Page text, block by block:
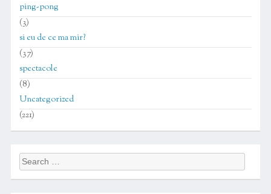
ping-pong
(3)
si eu de ce ma mir?
(37)
spectacole
(8)
Uncategorized
(221)
Search
for: